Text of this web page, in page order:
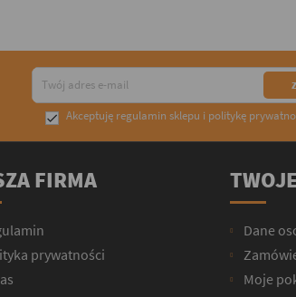
 Akceptuję regulamin sklepu i politykę
FIRMA
prywatności
Dane
Moje